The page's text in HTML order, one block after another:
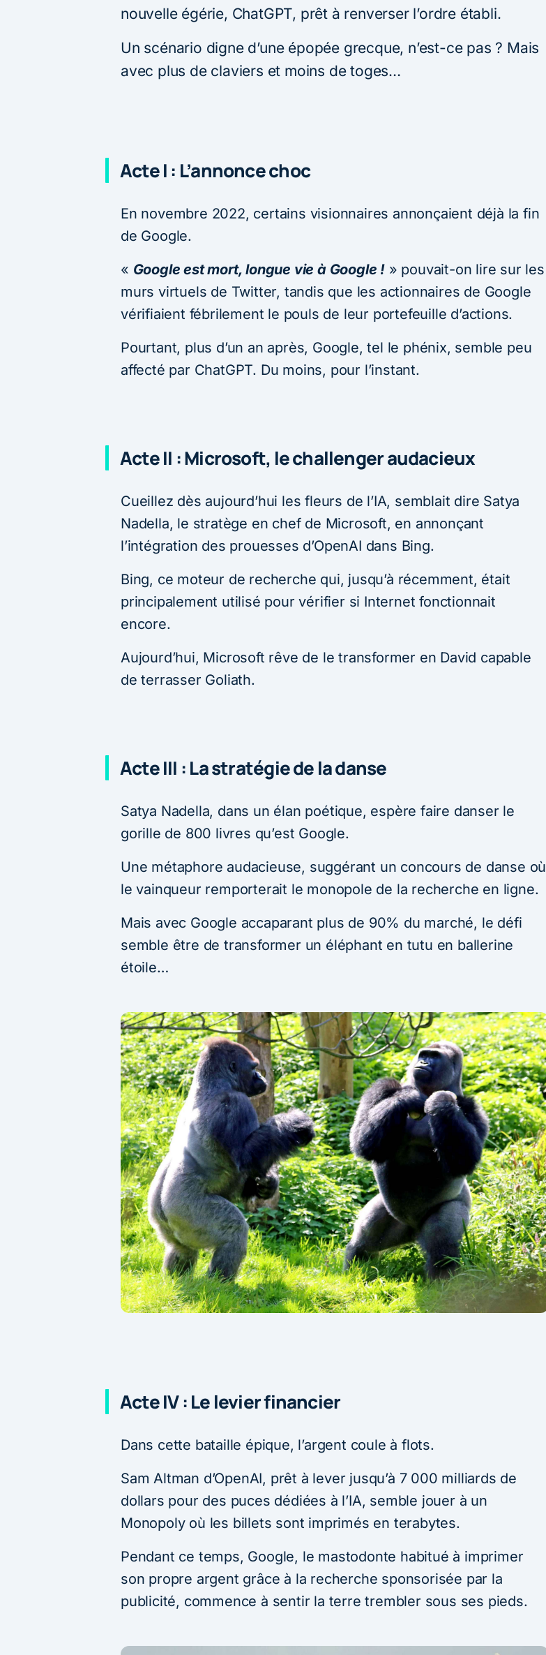
nouvelle égérie, ChatGPT, prêt à renverser l’ordre établi.
Un scénario digne d’une épopée grecque, n’est-ce pas ? Mais
avec plus de claviers et moins de toges…
Acte I : L’annonce choc
En novembre 2022, certains visionnaires annonçaient déjà la fin
de Google.
« Google est mort, longue vie à Google ! » pouvait-on lire sur les
murs virtuels de Twitter, tandis que les actionnaires de Google
vérifiaient fébrilement le pouls de leur portefeuille d’actions.
Pourtant, plus d’un an après, Google, tel le phénix, semble peu
affecté par ChatGPT. Du moins, pour l’instant.
Acte II : Microsoft, le challenger audacieux
Cueillez dès aujourd’hui les fleurs de l’IA, semblait dire Satya
Nadella, le stratège en chef de Microsoft, en annonçant
l’intégration des prouesses d’OpenAI dans Bing.
Bing, ce moteur de recherche qui, jusqu’à récemment, était
principalement utilisé pour vérifier si Internet fonctionnait
encore.
Aujourd’hui, Microsoft rêve de le transformer en David capable
de terrasser Goliath.
Acte III : La stratégie de la danse
Satya Nadella, dans un élan poétique, espère faire danser le
gorille de 800 livres qu’est Google.
Une métaphore audacieuse, suggérant un concours de danse où
le vainqueur remporterait le monopole de la recherche en ligne.
Mais avec Google accaparant plus de 90% du marché, le défi
semble être de transformer un éléphant en tutu en ballerine
étoile…
Acte IV : Le levier financier
Dans cette bataille épique, l’argent coule à flots.
Sam Altman d’OpenAI, prêt à lever jusqu’à 7 000 milliards de
dollars pour des puces dédiées à l’IA, semble jouer à un
Monopoly où les billets sont imprimés en terabytes.
Pendant ce temps, Google, le mastodonte habitué à imprimer
son propre argent grâce à la recherche sponsorisée par la
publicité, commence à sentir la terre trembler sous ses pieds.